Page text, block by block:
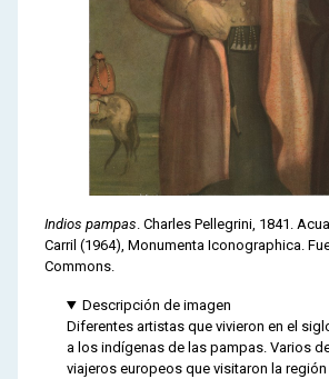
Indios pampas. Charles Pellegrini, 1841.
Carril (1964), Monumenta Iconographica.
Commons.
Descripción de imagen
Diferentes artistas que vivieron en el
a los indígenas de las pampas. Varios
viajeros europeos que visitaron la